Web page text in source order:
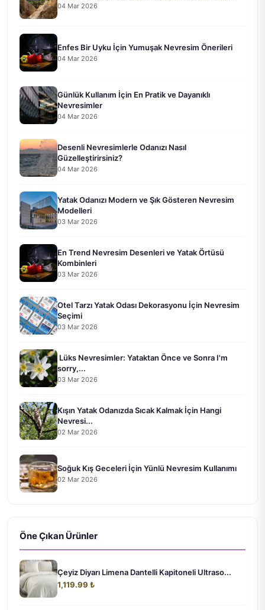
04 Mar 2026
Enfes Bir Uyku İçin Yumuşak Nevresim Önerileri
04 Mar 2026
Günlük Kullanım İçin En Pratik ve Dayanıklı
Nevresimler
04 Mar 2026
Desenli Nevresimlerle Odanızı Nasıl
Güzelleştirirsiniz?
04 Mar 2026
Yatak Odanızı Modern ve Şık Gösteren Nevresim
Modelleri
03 Mar 2026
En Trend Nevresim Desenleri ve Yatak Örtüsü
Kombinleri
03 Mar 2026
Otel Tarzı Yatak Odası Dekorasyonu İçin Nevresim
Seçimi
03 Mar 2026
Lüks Nevresimler: Yataktan Önce ve Sonra I'm
sorry,...
03 Mar 2026
Kışın Yatak Odanızda Sıcak Kalmak İçin Hangi
Nevresi...
02 Mar 2026
Soğuk Kış Geceleri İçin Yünlü Nevresim Kullanımı
02 Mar 2026
Öne Çıkan Ürünler
Çeyiz Diyarı Limena Dantelli Kapitoneli Ultraso...
1,119.99 ₺